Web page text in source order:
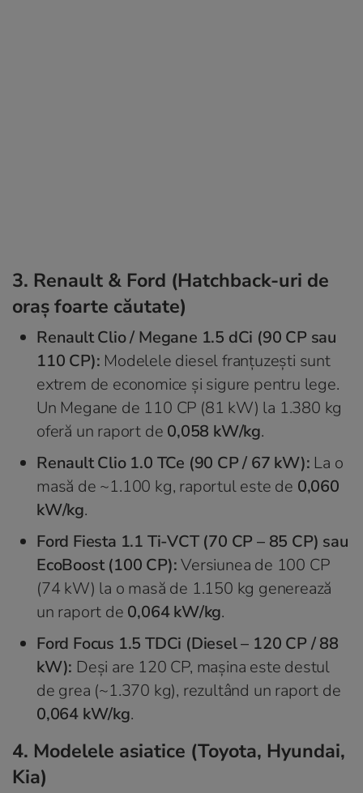
3. Renault & Ford (Hatchback-uri de
oraș foarte căutate)
Renault Clio / Megane 1.5 dCi (90 CP sau
110 CP): Modelele diesel franțuzești sunt
extrem de economice și sigure pentru lege.
Un Megane de 110 CP (81 kW) la 1.380 kg
oferă un raport de 0,058 kW/kg.
Renault Clio 1.0 TCe (90 CP / 67 kW): La o
masă de ~1.100 kg, raportul este de 0,060
kW/kg.
Ford Fiesta 1.1 Ti-VCT (70 CP – 85 CP) sau
EcoBoost (100 CP):Versiunea de 100 CP
(74 kW) la o masă de 1.150 kg generează
un raport de 0,064 kW/kg.
Ford Focus 1.5 TDCi (Diesel – 120 CP / 88
kW): Deși are 120 CP, mașina este destul
de grea (~1.370 kg), rezultând un raport de
0,064 kW/kg.
4. Modelele asiatice (Toyota, Hyundai,
Kia)